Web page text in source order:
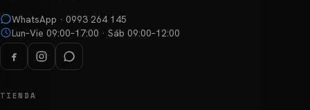
WhatsApp · 0993 264 145
Lun–Vie 09:00–17:00 · Sáb 09:00–12:00
TIENDA